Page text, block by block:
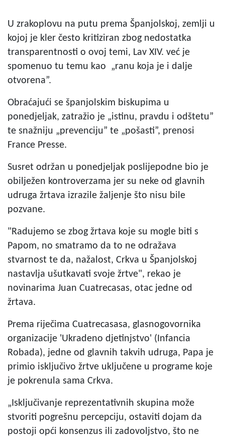
U zrakoplovu na putu prema Španjolskoj, zemlji u
kojoj je kler često kritiziran zbog nedostatka
transparentnosti o ovoj temi, Lav XIV. već je
spomenuo tu temu kao „ranu koja je i dalje
otvorena”.
Obraćajući se španjolskim biskupima u
ponedjeljak, zatražio je „istinu, pravdu i odštetu”
te snažniju „prevenciju” te „pošasti”, prenosi
France Presse.
Susret održan u ponedjeljak poslijepodne bio je
obilježen kontroverzama jer su neke od glavnih
udruga žrtava izrazile žaljenje što nisu bile
pozvane.
"Radujemo se zbog žrtava koje su mogle biti s
Papom, no smatramo da to ne odražava
stvarnost te da, nažalost, Crkva u Španjolskoj
nastavlja ušutkavati svoje žrtve", rekao je
novinarima Juan Cuatrecasas, otac jedne od
žrtava.
Prema riječima Cuatrecasasa, glasnogovornika
organizacije 'Ukradeno djetinjstvo' (Infancia
Robada), jedne od glavnih takvih udruga, Papa je
primio isključivo žrtve uključene u programe koje
je pokrenula sama Crkva.
„Isključivanje reprezentativnih skupina može
stvoriti pogrešnu percepciju, ostaviti dojam da
postoji opći konsenzus ili zadovoljstvo, što ne